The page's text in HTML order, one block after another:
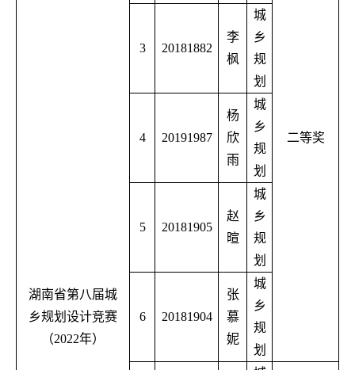
湖南省第八届城
乡规划设计竞赛
（2022年）
二等奖
3 20181882
李
枫
城
乡
规
划
4 20191987
杨
欣
雨
城
乡
规
划
5 20181905
赵
暄
城
乡
规
划
6 20181904
张
慕
妮
城
乡
规
划